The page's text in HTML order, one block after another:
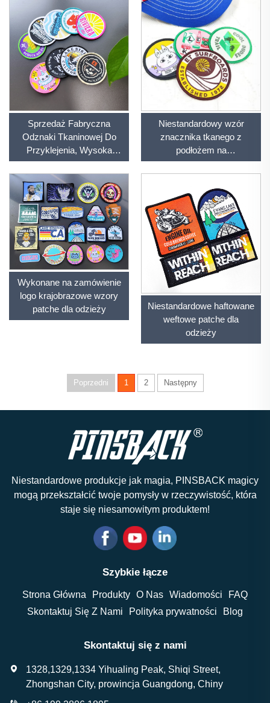
Sprzedaż Fabryczna
Odznaki Tkaninowej Do
Przyklejenia, Wysoka
Jakość, Silne
Niestandardowe Odznaki
Tkaninowe
Samoprzylegające Do
Ubranek
Niestandardowy wzór
znacznika tkanego z
podłożem na
przymocowanie prążkiem
Wykonane na zamówienie
logo krajobrazowe wzory
patche dla odzieży
Niestandardowe haftowane
weftowe patche dla
odzieży
Poprzedni 1 2 Następny
Niestandardowe produkcje jak magia, PINSBACK magicy
mogą przekształcić twoje pomysły w rzeczywistość, która
staje się niesamowitym produktem!
Szybkie łącze
Strona Główna Produkty O Nas Wiadomości
FAQ
Skontaktuj Się Z Nami
Polityka prywatności Blog
Skontaktuj się z nami
1328,1329,1334 Yihualing Peak, Shiqi Street,
Zhongshan City, prowincja Guangdong, Chiny